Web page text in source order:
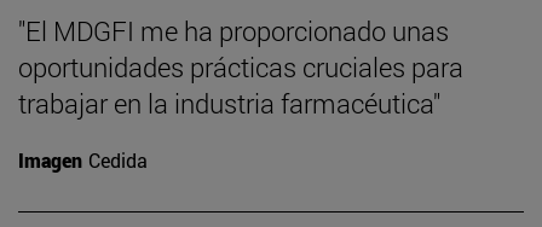
"El MDGFI me ha proporcionado unas
oportunidades prácticas cruciales para
trabajar en la industria farmacéutica"
Imagen Cedida